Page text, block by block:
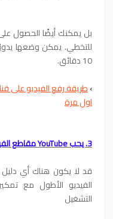
بل يمكنك أيضًا الحصول على
للتخطي. يمكن وضعها
10 دقائق.
›طريقة رفع الفيديو على
اول مرة
3. يحب YouTube مقاطع الفيديو الطويلة
قد لا يكون هناك أي
الفيديو الأطول مع
التشغيل